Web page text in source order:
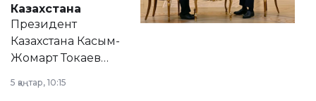
Казахстана
Президент
Казахстана Касым-
Жомарт Токаев
сразу несколько
5 қаңтар, 10:15